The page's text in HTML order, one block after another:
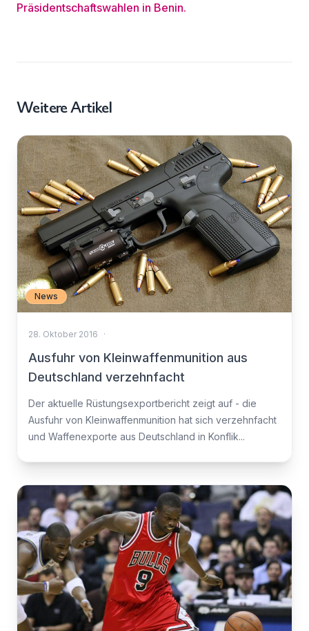
Präsidentschaftswahlen in Benin.
Weitere Artikel
News
28. Oktober 2016 ·
Ausfuhr von Kleinwaffenmunition aus
Deutschland verzehnfacht
Der aktuelle Rüstungsexportbericht zeigt auf - die
Ausfuhr von Kleinwaffenmunition hat sich verzehnfacht
und Waffenexporte aus Deutschland in Konflik...